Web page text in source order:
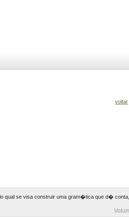
voltar
qual se visa construir uma gram�tica que d�